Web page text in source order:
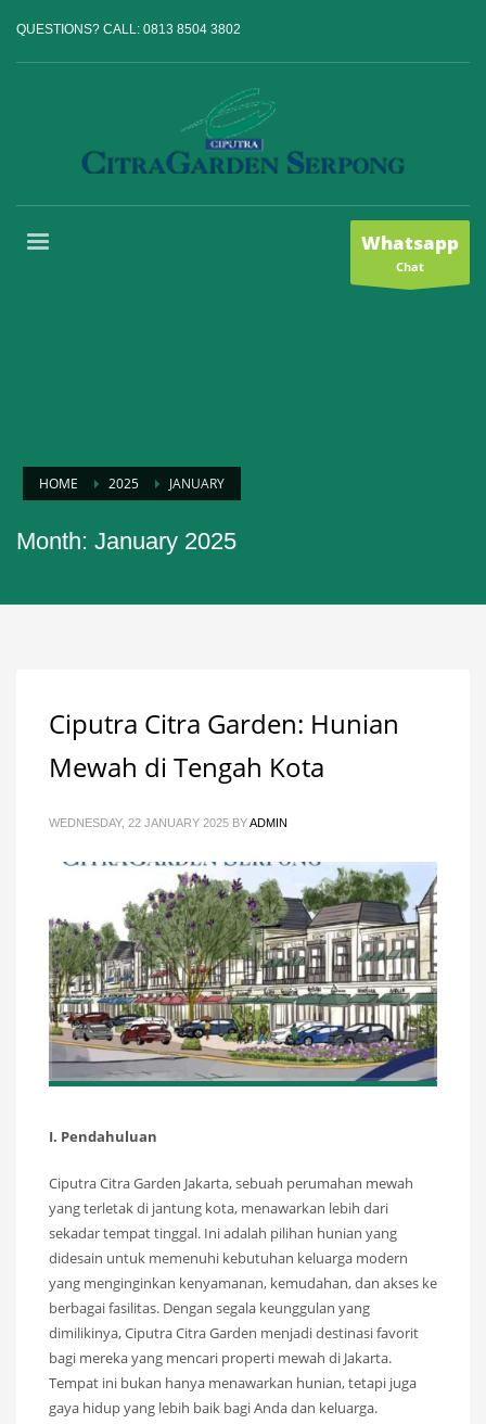
QUESTIONS? CALL: 0813 8504 3802
Whatsapp
Chat
HOME 2025 JANUARY
Month: January 2025
Ciputra Citra Garden: Hunian
Mewah di Tengah Kota
WEDNESDAY, 22 JANUARY 2025 BYADMIN
I. Pendahuluan
Ciputra Citra Garden Jakarta, sebuah perumahan mewah
yang terletak di jantung kota, menawarkan lebih dari
sekadar tempat tinggal. Ini adalah pilihan hunian yang
didesain untuk memenuhi kebutuhan keluarga modern
yang menginginkan kenyamanan, kemudahan, dan akses ke
berbagai fasilitas. Dengan segala keunggulan yang
dimilikinya, Ciputra Citra Garden menjadi destinasi favorit
bagi mereka yang mencari properti mewah di Jakarta.
Tempat ini bukan hanya menawarkan hunian, tetapi juga
gaya hidup yang lebih baik bagi Anda dan keluarga.